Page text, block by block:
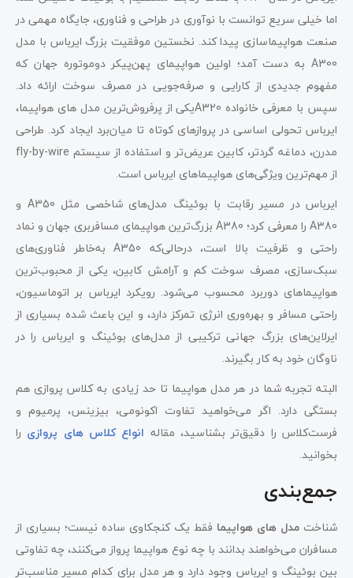
اما خیلی سریع توانست با نوآوری‌ در طراحی و فناوری، جایگاه مهمی در
صنعت هواپیما‌سازی پیدا کند. نخستین موفقیت بزرگ ایرباس با مدل
A300 به دست آمد؛ اولین هواپیمای پهن‌پیکر دوموتوره جهان که
مفهوم جدیدی از کارایی و صرفه‌جویی در مصرف سوخت ارائه داد.
سپس با معرفی خانواده A320یکی از پرفروش‌ترین مدل های هواپیما،
ایرباس تحولی اساسی در پروازهای کوتاه‌ تا میان‌برد ایجاد کرد. طراحی
مدرن، دماغه گردتر، کابین عریض‌تر و استفاده از سیستم fly-by-wire
از مهم‌ترین ویژگی‌های هواپیماهای ایرباس است.
ایرباس در مسیر رقابت با بوئینگ مدل‌های شاخصی مثل A350 و
A380 را معرفی کرد؛ A380 بزرگ‌ترین هواپیمای مسافربری جهان و نماد
راحتی و ظرفیت بالا است، درحالی‌که A350 به‌خاطر فناوری‌های
سبک‌سازی، مصرف سوخت کم و آرامش کابین، یکی از محبوب‌ترین
هواپیماهای دوربرد محسوب می‌شود. رویکرد ایرباس بر اتوماسیون،
راحتی مسافر و بهره‌وری انرژی تمرکز دارد، و این باعث شده بسیاری از
ایرلاین‌های بزرگ جهانی ترکیبی از مدل‌های بوئینگ و ایرباس را در
ناوگان خود به کار بگیرند.
البته تجربه شما در هر مدل هواپیما تا حد زیادی به کلاس پروازی هم
بستگی دارد. اگر می‌خواهید تفاوت اکونومی، بیزینس، پرمیوم و
فرست‌کلاس را دقیق‌تر بشناسید، مقاله انواع کلاس‌ های پروازی را
بخوانید.
جمع‌بندی
شناخت مدل های هواپیما فقط یک کنجکاوی ساده نیست؛ بسیاری از
مسافران می‌خواهند بدانند با چه نوع هواپیما پرواز می‌کنند، چه تفاوتی
بین بوئینگ و ایرباس وجود دارد و هر مدل برای کدام مسیر مناسب‌تر